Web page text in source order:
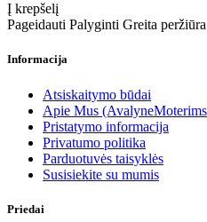
Į krepšelį
Pageidauti Palyginti Greita peržiūra
Informacija
Atsiskaitymo būdai
Apie Mus
Pristatymo informacija
Privatumo politika
Parduotuvės taisyklės
Susisiekite su mumis
Priedai